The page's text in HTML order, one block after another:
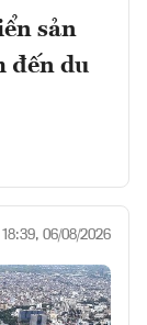
sản
đến du
18:39, 06/08/2026